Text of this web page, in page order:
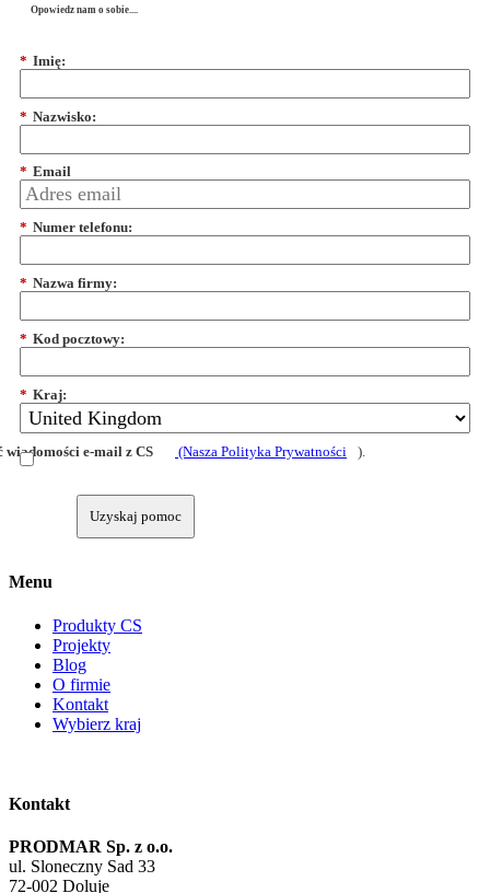
Opowiedz nam o sobie....
* Imię:
* Nazwisko:
* Email
* Numer telefonu:
* Nazwa firmy:
* Kod pocztowy:
* Kraj:
e-mail z CS (Nasza Polityka Prywatności ).
Uzyskaj pomoc
Menu
Produkty CS
Projekty
Blog
O firmie
Kontakt
Wybierz kraj
Kontakt
PRODMAR Sp. z o.o.
ul. Sloneczny Sad 33
72-002 Doluje